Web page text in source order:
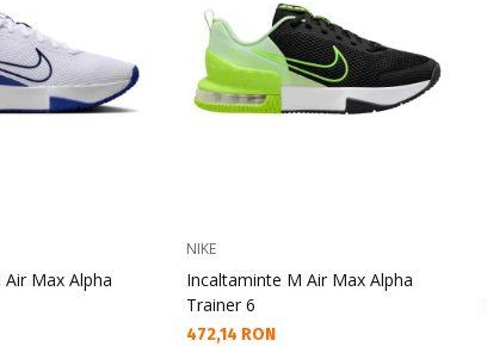
Max Alpha
NIKE
Incaltaminte M Air Max Alpha
Trainer 6
Текуща цена:
472,14 RON